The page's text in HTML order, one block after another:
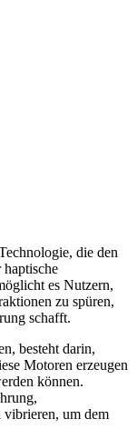
die den
es Nutzern,
zu spüren,
schafft.
besteht darin,
Motoren erzeugen
können.
vibrieren, um dem